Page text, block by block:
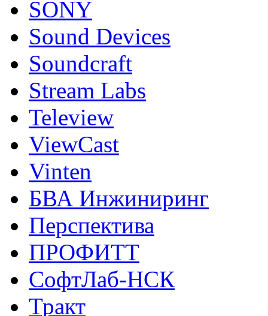
SONY
Sound Devices
Soundcraft
Stream Labs
Teleview
ViewCast
Vinten
БВА Инжиниринг
Перспектива
ПРОФИТТ
СофтЛаб-НСК
Тракт